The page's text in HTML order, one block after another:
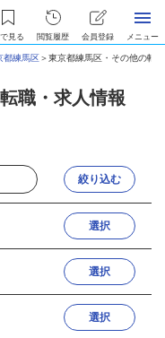
見る 閲覧履歴 会員登録 メニュー
都練馬区＞東京都練馬区・その他の転
職・求人情報
絞り込む
選択
選択
選択